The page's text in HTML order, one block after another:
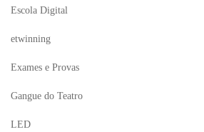
Escola Digital
etwinning
Exames e Provas
Gangue do Teatro
LED